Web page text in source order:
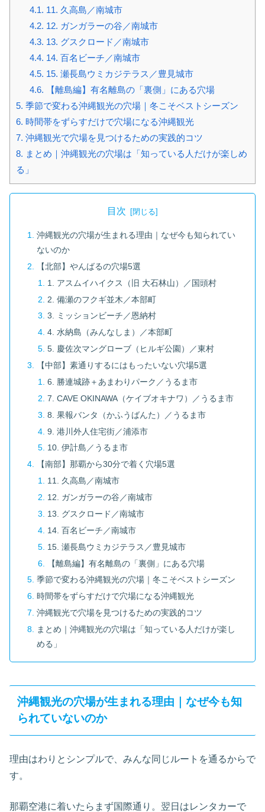
4.1. 11. 久高島／南城市
4.2. 12. ガンガラーの谷／南城市
4.3. 13. グスクロード／南城市
4.4. 14. 百名ビーチ／南城市
4.5. 15. 瀬長島ウミカジテラス／豊見城市
4.6. 【離島編】有名離島の「裏側」にある穴場
5. 季節で変わる沖縄観光の穴場｜冬こそベストシーズン
6. 時間帯をずらすだけで穴場になる沖縄観光
7. 沖縄観光で穴場を見つけるための実践的コツ
8. まとめ｜沖縄観光の穴場は「知っている人だけが楽しめ
る」
目次
沖縄観光の穴場が生まれる理由｜なぜ今も知られてい
ないのか
【北部】やんばるの穴場5選
1. アスムイハイクス（旧 大石林山）／国頭村
2. 備瀬のフクギ並木／本部町
3. ミッションビーチ／恩納村
4. 水納島（みんなしま）／本部町
5. 慶佐次マングローブ（ヒルギ公園）／東村
【中部】素通りするにはもったいない穴場5選
6. 勝連城跡＋あまわりパーク／うるま市
7. CAVE OKINAWA（ケイブオキナワ）／うるま市
8. 果報バンタ（かふうばんた）／うるま市
9. 港川外人住宅街／浦添市
10. 伊計島／うるま市
【南部】那覇から30分で着く穴場5選
11. 久高島／南城市
12. ガンガラーの谷／南城市
13. グスクロード／南城市
14. 百名ビーチ／南城市
15. 瀬長島ウミカジテラス／豊見城市
【離島編】有名離島の「裏側」にある穴場
季節で変わる沖縄観光の穴場｜冬こそベストシーズン
時間帯をずらすだけで穴場になる沖縄観光
沖縄観光で穴場を見つけるための実践的コツ
まとめ｜沖縄観光の穴場は「知っている人だけが楽し
める」
沖縄観光の穴場が生まれる理由｜なぜ今も知
られていないのか
理由はわりとシンプルで、みんな同じルートを通るからで
す。
那覇空港に着いたらまず国際通り。翌日はレンタカーで